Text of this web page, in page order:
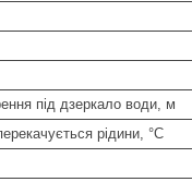
під дзеркало води, м
рідини, °C